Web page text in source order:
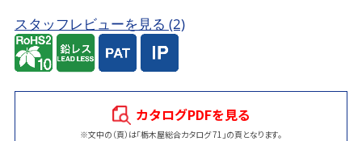
スタッフレビューを見る (2)
カタログPDFを見る
※文中の（頁）は「栃木屋総合カタログ 71」の頁となります。